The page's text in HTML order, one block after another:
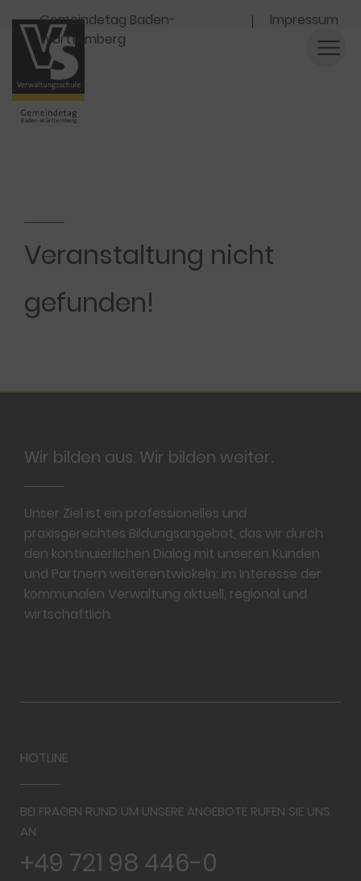
Navigation
Gemeindetag Baden-
Württemberg
Impressum
Veranstaltung nicht
gefunden!
Wir bilden aus. Wir bilden weiter.
Unser Ziel ist ein professionelles und
praxisgerechtes Bildungsangebot, das wir durch
den kontinuierlichen Dialog mit unseren Kunden
und Partnern weiterentwickeln: im Interesse der
kommunalen Verwaltung aktuell, regional und
wirtschaftlich.
HOTLINE
BEI FRAGEN RUND UM UNSERE ANGEBOTE RUFEN SIE UNS
AN
+49 721 98 446-0